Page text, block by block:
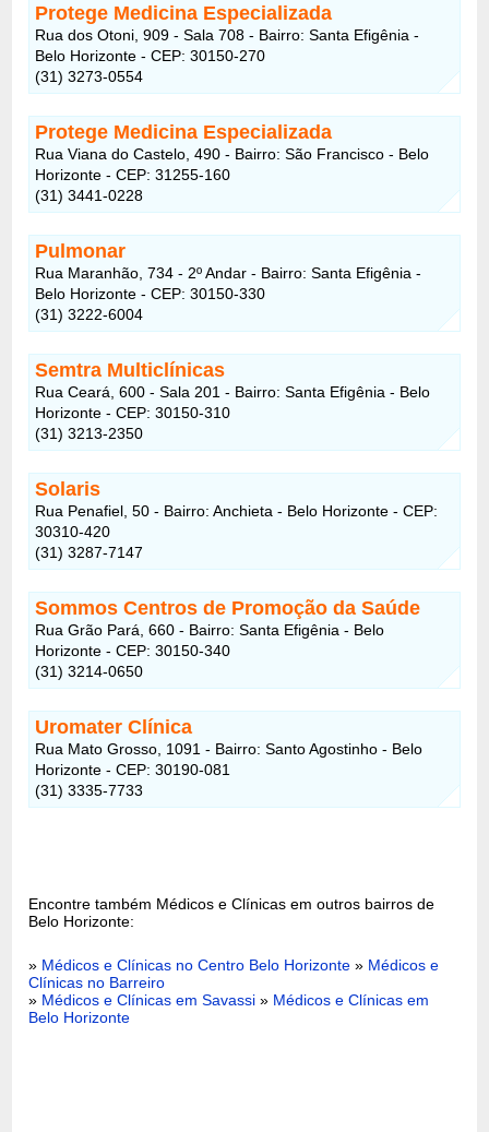
Protege Medicina Especializada
Rua dos Otoni, 909 - Sala 708 - Bairro: Santa Efigênia -
Belo Horizonte - CEP: 30150-270
(31) 3273-0554
Protege Medicina Especializada
Rua Viana do Castelo, 490 - Bairro: São Francisco - Belo
Horizonte - CEP: 31255-160
(31) 3441-0228
Pulmonar
Rua Maranhão, 734 - 2º Andar - Bairro: Santa Efigênia -
Belo Horizonte - CEP: 30150-330
(31) 3222-6004
Semtra Multiclínicas
Rua Ceará, 600 - Sala 201 - Bairro: Santa Efigênia - Belo
Horizonte - CEP: 30150-310
(31) 3213-2350
Solaris
Rua Penafiel, 50 - Bairro: Anchieta - Belo Horizonte - CEP:
30310-420
(31) 3287-7147
Sommos Centros de Promoção da Saúde
Rua Grão Pará, 660 - Bairro: Santa Efigênia - Belo
Horizonte - CEP: 30150-340
(31) 3214-0650
Uromater Clínica
Rua Mato Grosso, 1091 - Bairro: Santo Agostinho - Belo
Horizonte - CEP: 30190-081
(31) 3335-7733
Encontre também Médicos e Clínicas em outros bairros de
Belo Horizonte:
» Médicos e Clínicas no Centro Belo Horizonte » Médicos e
Clínicas no Barreiro
» Médicos e Clínicas em Savassi » Médicos e Clínicas em
Belo Horizonte